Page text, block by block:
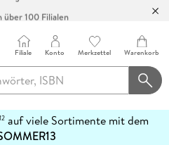
Filiale Konto Merkzettel Warenkorb
12auf viele Sortimente mit dem